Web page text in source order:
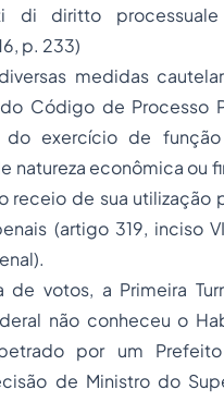
di diritto
p. 233)
medidas
Código de Processo
do exercício de
natureza econômica ou
receio de sua utilização
(artigo 319, inciso
de votos, a Primeira
não conheceu o
por um
de Ministro do